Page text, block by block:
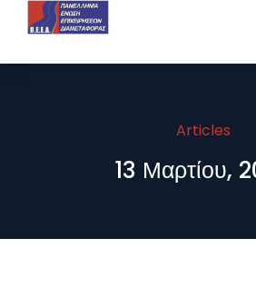
Articles
13 Μαρτίου,